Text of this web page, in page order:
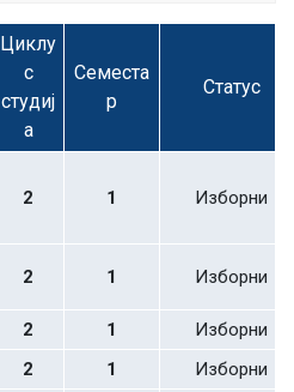
Циклу
с
студиј
а
Семеста
р
Статус
2 1 Изборни
2 1 Изборни
2 1
Изборни
2 1
Изборни